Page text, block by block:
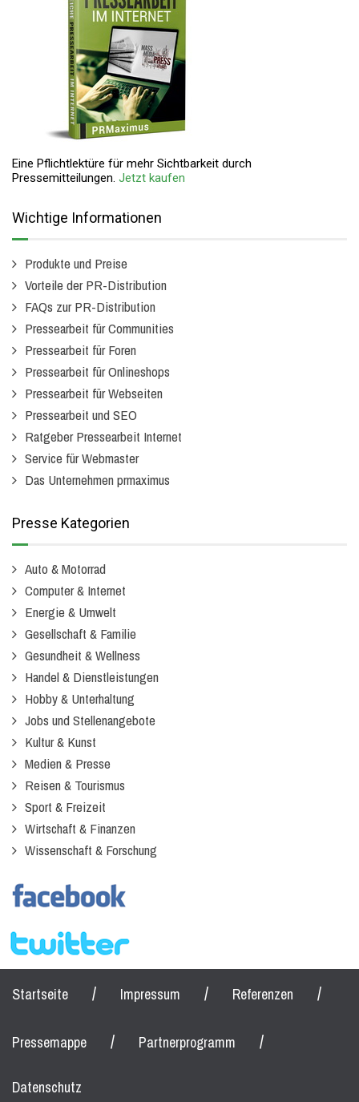
Eine Pflichtlektüre für mehr Sichtbarkeit durch
Pressemitteilungen. Jetzt kaufen
Wichtige Informationen
Produkte und Preise
Vorteile der PR-Distribution
FAQs zur PR-Distribution
Pressearbeit für Communities
Pressearbeit für Foren
Pressearbeit für Onlineshops
Pressearbeit für Webseiten
Pressearbeit und SEO
Ratgeber Pressearbeit Internet
Service für Webmaster
Das Unternehmen prmaximus
Presse Kategorien
Auto & Motorrad
Computer & Internet
Energie & Umwelt
Gesellschaft & Familie
Gesundheit & Wellness
Handel & Dienstleistungen
Hobby & Unterhaltung
Jobs und Stellenangebote
Kultur & Kunst
Medien & Presse
Reisen & Tourismus
Sport & Freizeit
Wirtschaft & Finanzen
Wissenschaft & Forschung
Startseite / Impressum / Referenzen /
Pressemappe / Partnerprogramm /
Datenschutz